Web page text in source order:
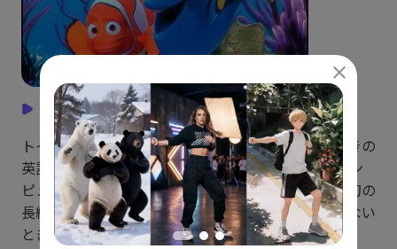
トイ・ストーリー
トイ・ストーリーは、英語学習に最適な英語字幕付きの
英語映画であり、1995年に最初にリリースされ、コン
ピューターグラフィックスを使用して作成された最初の
長編映画となりました。この映画は、人々が見ていない
ときに生き生きとするおもちゃの世界についてです。